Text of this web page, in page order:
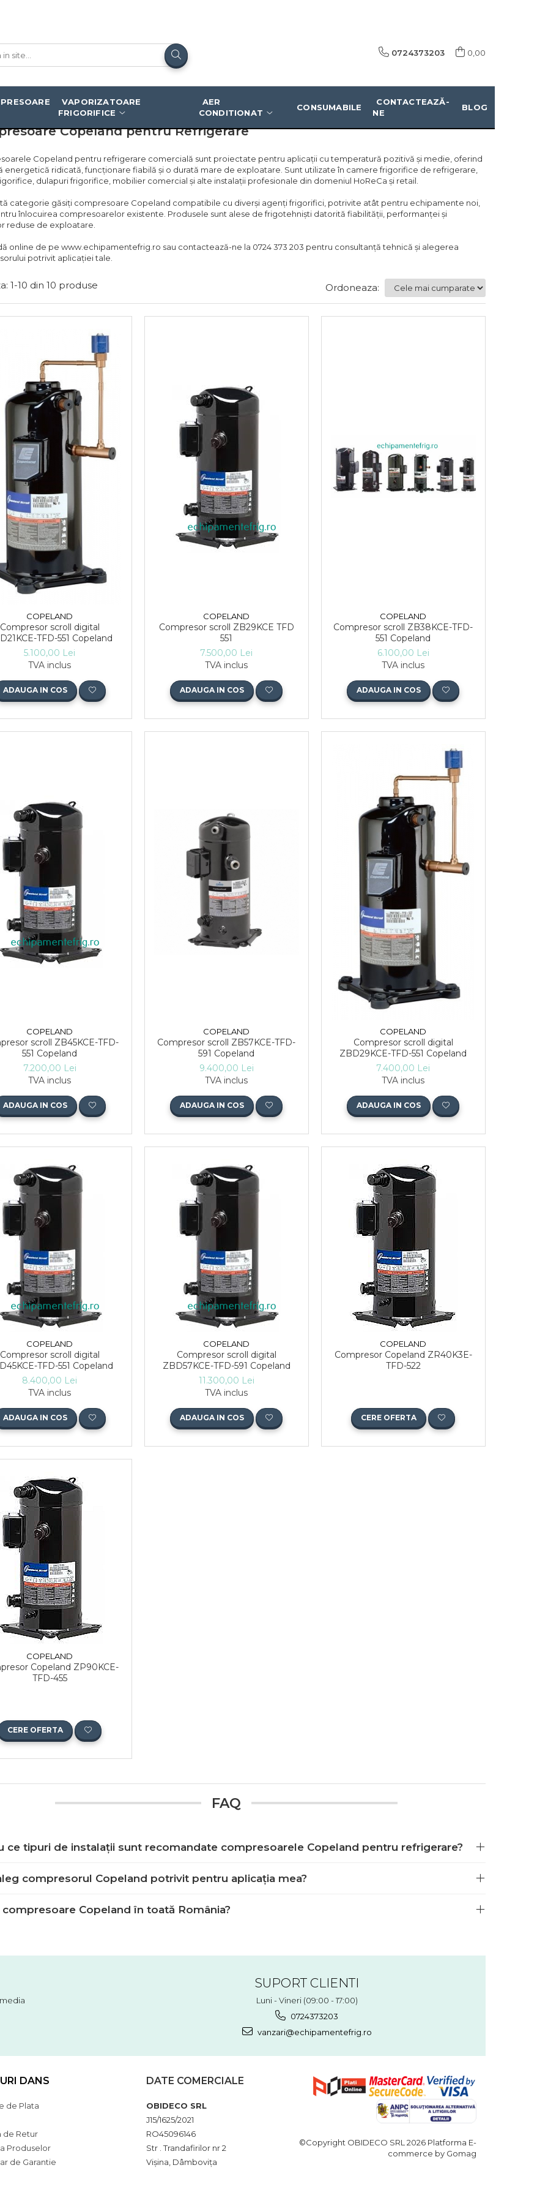
0724373203 0,00
VAPORIZATOARE
FRIGORIFICE
AER
CONDITIONAT
CONSUMABILE
CONTACTEAZĂ-
NE
BLOG
Copeland pentru Refrigerare
Copeland pentru Refrigerare
Copeland pentru refrigerare comercială sunt proiectate pentru aplicații cu temperatură pozitivă și medie, oferind
energetică ridicată, funcționare fiabilă și o durată mare de exploatare. Sunt utilizate în camere frigorifice de refrigerare,
dulapuri frigorifice, mobilier comercial și alte instalații profesionale din domeniul HoReCa și retail.
categorie găsiți compresoare Copeland compatibile cu diverși agenți frigorifici, potrivite atât pentru echipamente noi,
înlocuirea compresoarelor existente. Produsele sunt alese de frigotehniști datorită fiabilității, performanței și
reduse de exploatare.
online de pe www.echipamentefrig.ro sau contactează-ne la 0724 373 203 pentru consultanță tehnică și alegerea
potrivit aplicației tale.
1-10 din 10 produse Ordoneaza:
COPELAND
Compresor scroll digital
TFD-551 Copeland
5.100,00 Lei
TVA inclus
ADAUGA IN COS
COPELAND
Compresor scroll ZB29KCE TFD
551
7.500,00 Lei
TVA inclus
ADAUGA IN COS
COPELAND
Compresor scroll ZB38KCE-TFD-
551 Copeland
6.100,00 Lei
TVA inclus
ADAUGA IN COS
COPELAND
scroll ZB45KCE-TFD-
551 Copeland
7.200,00 Lei
TVA inclus
ADAUGA IN COS
COPELAND
Compresor scroll ZB57KCE-TFD-
591 Copeland
9.400,00 Lei
TVA inclus
ADAUGA IN COS
COPELAND
Compresor scroll digital
ZBD29KCE-TFD-551 Copeland
7.400,00 Lei
TVA inclus
ADAUGA IN COS
COPELAND
Compresor scroll digital
TFD-551 Copeland
8.400,00 Lei
TVA inclus
ADAUGA IN COS
COPELAND
Compresor scroll digital
ZBD57KCE-TFD-591 Copeland
11.300,00 Lei
TVA inclus
ADAUGA IN COS
COPELAND
Compresor Copeland ZR40K3E-
TFD-522
CERE OFERTA
COPELAND
Copeland ZP90KCE-
TFD-455
CERE OFERTA
FAQ
ce tipuri de instalații sunt recomandate compresoarele Copeland pentru refrigerare?
compresorul Copeland potrivit pentru aplicația mea?
compresoare Copeland în toată România?
SUPORT CLIENTI
Luni - Vineri (09:00 - 17:00)
0724373203
vanzari@echipamentefrig.ro
DANS
de Plata
de Retur
Produselor
de Garantie
DATE COMERCIALE
OBIDECO SRL
J15/1625/2021
RO45096146
Str . Trandafirilor nr 2
Vișina, Dâmbovița
©Copyright OBIDECO SRL 2026 Platforma E-
commerce by Gomag